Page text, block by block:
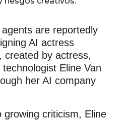
are reportedly
AI actress
, created by actress,
Eline Van
her AI company
growing criticism, Eline